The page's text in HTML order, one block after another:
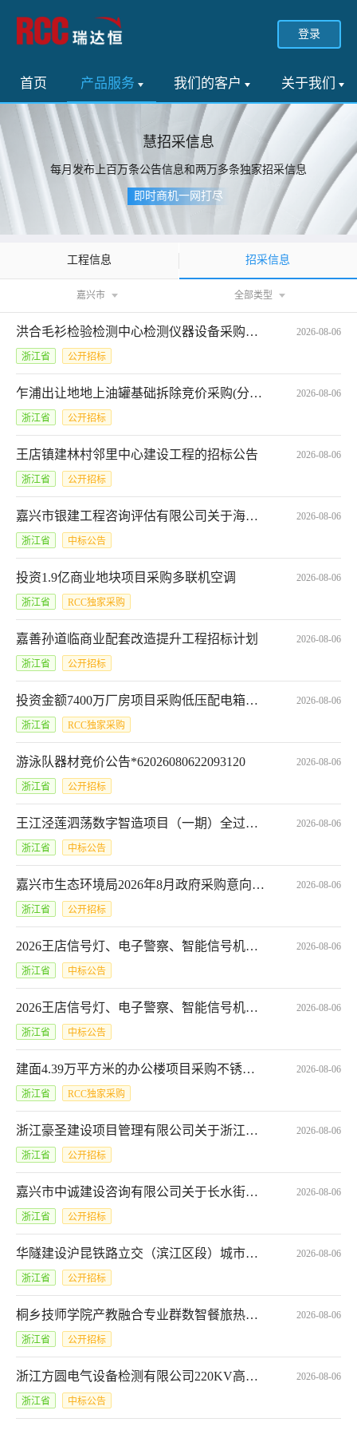
登录
首页 产品服务 我们的客户 关于我们
慧招采信息
每月发布上百万条公告信息和两万多条独家招采信息
即时商机一网打尽
工程信息 招采信息
嘉兴市 全部类型
洪合毛衫检验检测中心检测仪器设备采购项目招标公告 2026-08-06
浙江省 公开招标
乍浦出让地地上油罐基础拆除竞价采购(分散)公告 2026-08-06
浙江省 公开招标
王店镇建林村邻里中心建设工程的招标公告 2026-08-06
浙江省 公开招标
嘉兴市银建工程咨询评估有限公司关于海宁皮革城A、B、C座屋顶光伏项目中标(成交)结果公告 2026-08-06
浙江省 中标公告
投资1.9亿商业地块项目采购多联机空调 2026-08-06
浙江省 RCC独家采购
嘉善孙道临商业配套改造提升工程招标计划 2026-08-06
浙江省 公开招标
投资金额7400万厂房项目采购低压配电箱、柜,低压断路器、剩余电流保护器 2026-08-06
浙江省 RCC独家采购
游泳队器材竞价公告*62026080622093120 2026-08-06
浙江省 公开招标
王江泾莲泗荡数字智造项目（一期）全过程工程咨询服务[A3304010550007471001001]合同公告 2026-08-06
浙江省 中标公告
嘉兴市生态环境局2026年8月政府采购意向*嘉兴市“AI+环评”改革试点 2026-08-06
浙江省 公开招标
2026王店信号灯、电子警察、智能信号机等维护项目（重新招标）合同公告 2026-08-06
浙江省 中标公告
2026王店信号灯、电子警察、智能信号机等维护项目（重新招标）合同 2026-08-06
浙江省 中标公告
建面4.39万平方米的办公楼项目采购不锈钢管,不锈钢管件 2026-08-06
浙江省 RCC独家采购
浙江豪圣建设项目管理有限公司关于浙江财经大学东方学院2026级新生开学典礼暨迎新晚会策划执行及舞美设备租赁服务的竞争性磋商公告 2026-08-06
浙江省 公开招标
嘉兴市中诚建设咨询有限公司关于长水街道2026-2027年度（南湖大道、商务大道、三环南路、长水路、百川路）道路绿化养护项目的公开招标公告 2026-08-06
浙江省 公开招标
华隧建设沪昆铁路立交（滨江区段）城市枢纽综合管网工程(江南大道-信诚路)标段施工项目钢筋采购公开招标公告 2026-08-06
浙江省 公开招标
桐乡技师学院产教融合专业群数智餐旅热菜室改造项目（中式烹调数智化实训室）2026年8月至11月政府采购意向*桐乡技师学院产教融合专业群数智餐旅热菜室改造项目（中式烹调数智化实训室） 2026-08-06
浙江省 公开招标
浙江方圆电气设备检测有限公司220KV高压合成实验回路项目电容塔采购中标公示 2026-08-06
浙江省 中标公告